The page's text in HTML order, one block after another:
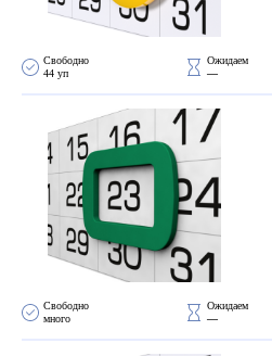
Свободно
44 уп
Ожидаем
—
Свободно
много
Ожидаем
—